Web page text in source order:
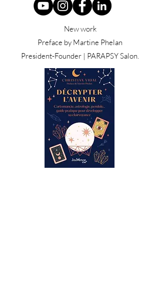
New work
Preface by Martine Phelan
President-Founder | PARAPSY Salon.